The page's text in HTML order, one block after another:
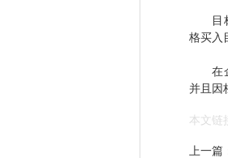
目标
格买入
在企
并且因
本文链
上一篇